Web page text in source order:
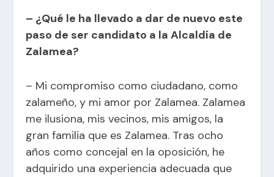
– ¿Qué le ha llevado a dar de nuevo este
paso de ser candidato a la Alcaldía de
Zalamea?
– Mi compromiso como ciudadano, como
zalameño, y mi amor por Zalamea. Zalamea
me ilusiona, mis vecinos, mis amigos, la
gran familia que es Zalamea. Tras ocho
años como concejal en la oposición, he
adquirido una experiencia adecuada que